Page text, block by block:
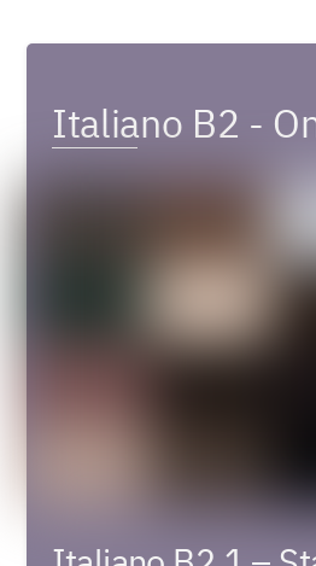
Italiano B2 -